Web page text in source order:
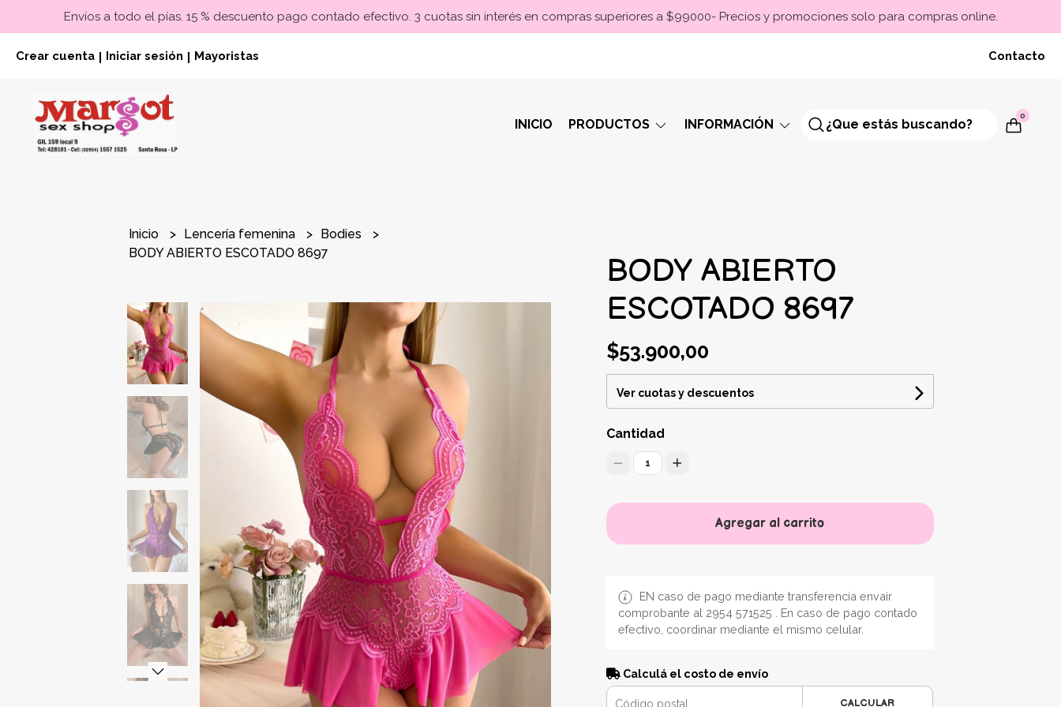
Envíos a todo el pías. 15 % descuento pago contado efectivo. 3 cuotas sin interés en compras superiores a $99000- Precios y promociones solo para compras online.
Crear cuenta Iniciar sesión Mayoristas Contacto
INICIO PRODUCTOS INFORMACIÓN
0
Inicio Lencería femenina
Bodies
BODY ABIERTO ESCOTADO 8697
BODY ABIERTO
ESCOTADO 8697
$53.900,00
Ver cuotas y descuentos
Cantidad
1
Agregar al carrito
EN caso de pago mediante transferencia envair
comprobante al 2954 571525 . En caso de pago contado
efectivo, coordinar mediante el mismo celular.
Calculá el costo de envío
CALCULAR